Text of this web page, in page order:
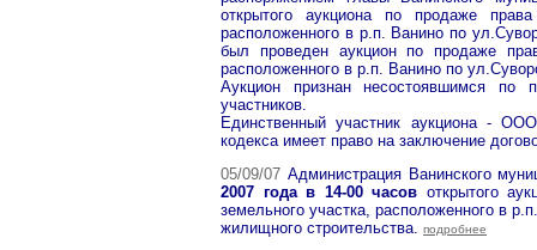
открытого аукциона по продаже
расположенного в р.п. Ванино по
был проведен аукцион по продаже
расположенного в р.п. Ванино по
Аукцион признан несостоявшимся по
участников.
Единственный участник аукциона -
кодекса имеет право на заключение
05/09/07 Администрация Ванинского
2007 года в 14-00 часов открытого
земельного участка, расположенного в
жилищного строительства.
подробнее